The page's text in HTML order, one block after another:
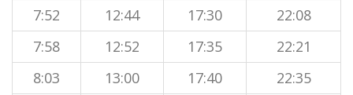
7:52
12:44 17:30
22:08
7:58
12:52 17:35
22:21
8:03
13:00 17:40 22:35